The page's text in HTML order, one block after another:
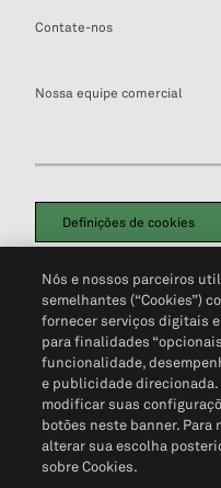
Contate-nos
Nossa equipe comercial
Definições de cookies
Política de PrivacidadePortal
Não Venda Minhas
Nós e nossos parceiros
semelhantes (“Cookies”)
fornecer serviços digitais
para finalidades
funcionalidade,
e publicidade direcionada.
modificar suas
botões neste banner. Para
alterar sua escolha
sobre Cookies.